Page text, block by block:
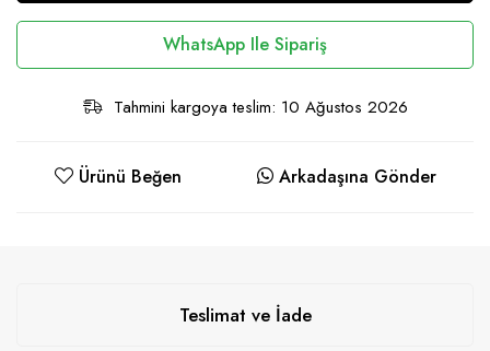
WhatsApp Ile Sipariş
Tahmini kargoya teslim: 10 Ağustos 2026
Ürünü Beğen Arkadaşına Gönder
Teslimat ve İade